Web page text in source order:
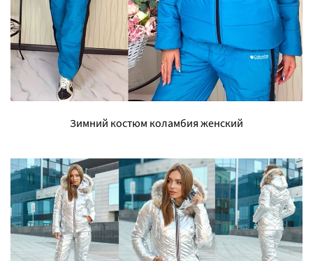
Зимний костюм коламбия женский